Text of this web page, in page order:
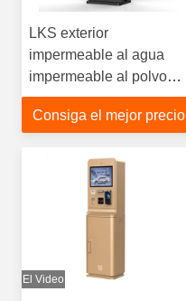
LKS exterior
impermeable al agua
impermeable al polvo
luz solar visible Código
QR Tarjeta bancaria
Parking Kiosco
Consiga el mejor precio
El Video